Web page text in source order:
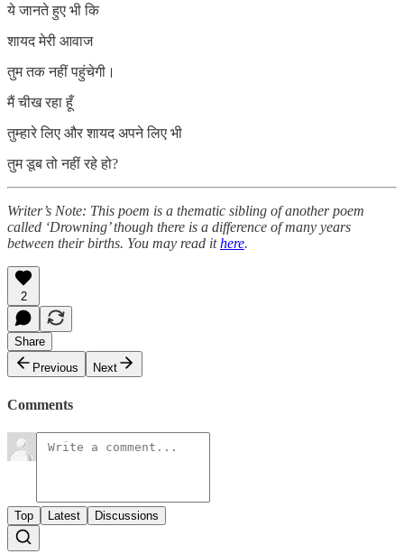
ये जानते हुए भी कि
शायद मेरी आवाज
तुम तक नहीं पहुंचेगी।
मैं चीख रहा हूँ
तुम्हारे लिए और शायद अपने लिए भी
तुम डूब तो नहीं रहे हो?
Writer’s Note: This poem is a thematic sibling of another poem
called ‘Drowning’ though there is a difference of many years
between their births. You may read ithere.
2
Share
Previous
Next
Comments
Top Latest Discussions